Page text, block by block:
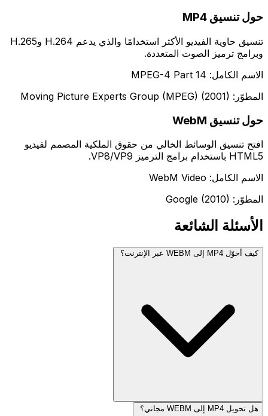
حول تنسيق MP4
تنسيق حاوية الفيديو الأكثر استخدامًا والذي يدعم H.264 وH.265
وبرامج ترميز الصوت المتعددة.
الاسم الكامل: MPEG-4 Part 14
المطوّر: Moving Picture Experts Group (MPEG) (2001)
حول تنسيق WebM
افتح تنسيق الوسائط الخالي من حقوق الملكية المصمم لفيديو
HTML5 باستخدام برامج الترميز VP8/VP9.
الاسم الكامل: WebM Video
المطوّر: Google (2010)
الأسئلة الشائعة
كيف أحوّل MP4 إلى WEBM عبر الإنترنت؟
هل تحويل MP4 إلى WEBM مجاني؟